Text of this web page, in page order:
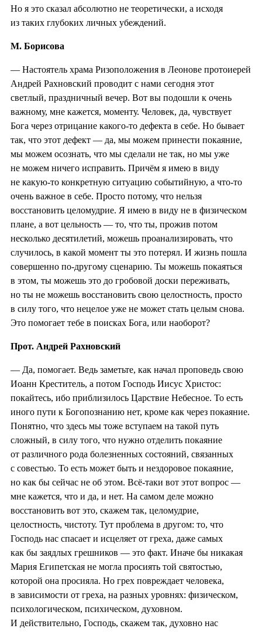
Но я это сказал абсолютно не теоретически, а исходя
из таких глубоких личных убеждений.
М. Борисова
— Настоятель храма Ризоположения в Леонове протоиерей
Андрей Рахновский проводит с нами сегодня этот
светлый, праздничный вечер. Вот вы подошли к очень
важному, мне кажется, моменту. Человек, да, чувствует
Бога через отрицание какого-то дефекта в себе. Но бывает
так, что этот дефект — да, мы можем принести покаяние,
мы можем осознать, что мы сделали не так, но мы уже
не можем ничего исправить. Причём я имею в виду
не какую-то конкретную ситуацию событийную, а что-то
очень важное в себе. Просто потому, что нельзя
восстановить целомудрие. Я имею в виду не в физическом
плане, а вот цельность — то, что ты, прожив потом
несколько десятилетий, можешь проанализировать, что
случилось, в какой момент ты это потерял. И жизнь пошла
совершенно по-другому сценарию. Ты можешь покаяться
в этом, ты можешь это до гробовой доски переживать,
но ты не можешь восстановить свою целостность, просто
в силу того, что нецелое уже не может стать целым снова.
Это помогает тебе в поисках Бога, или наоборот?
Прот. Андрей Рахновский
— Да, помогает. Ведь заметьте, как начал проповедь свою
Иоанн Креститель, а потом Господь Иисус Христос:
покайтесь, ибо приблизилось Царствие Небесное. То есть
иного пути к Богопознанию нет, кроме как через покаяние.
Понятно, что здесь мы тоже вступаем на такой путь
сложный, в силу того, что нужно отделить покаяние
от различного рода болезненных состояний, связанных
с совестью. То есть может быть и нездоровое покаяние,
но как бы сейчас не об этом. Всё-таки вот этот вопрос —
мне кажется, что и да, и нет. На самом деле можно
восстановить вот это, скажем так, целомудрие,
целостность, чистоту. Тут проблема в другом: то, что
Господь нас спасает и исцеляет от греха, даже самых
как бы заядлых грешников — это факт. Иначе бы никакая
Мария Египетская не могла просиять той святостью,
которой она просияла. Но грех повреждает человека,
в зависимости от греха, на разных уровнях: физическом,
психологическом, психическом, духовном.
И действительно, Господь, скажем так, духовно нас